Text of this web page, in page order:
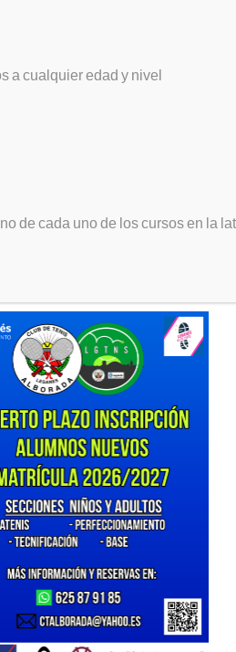
a cualquier edad y nivel
de cada uno de los cursos en la